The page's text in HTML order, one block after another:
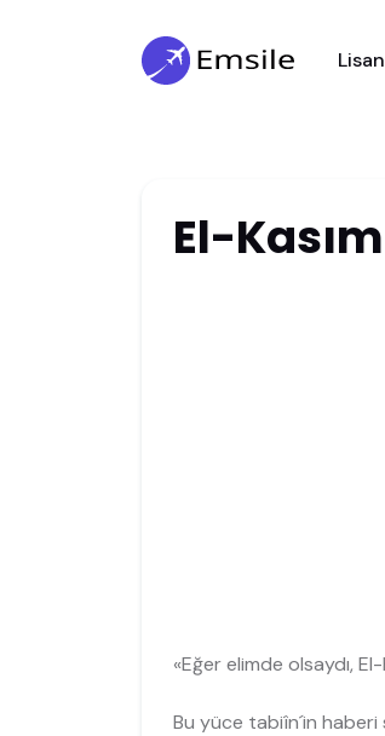
Lisan
El-
«Eğer elimde olsaydı,
Bu yüce tabiîn´in haberi